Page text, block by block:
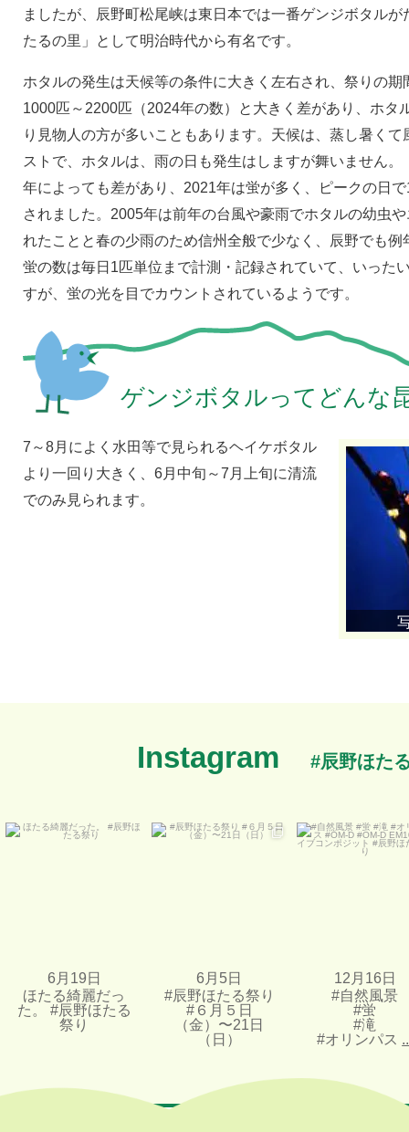
ましたが、辰野町松尾峡は東日本では一番ゲンジボタル
たるの里」として明治時代から有名です。
ホタルの発生は天候等の条件に大きく左右され、祭りの期
1000匹～2200匹（2024年の数）と大きく差があり、ホタ
り見物人の方が多いこともあります。天候は、蒸し暑く
ストで、ホタルは、雨の日も発生はしますが舞いません。
年によっても差があり、2021年は蛍が多く、ピークの日
されました。2005年は前年の台風や豪雨でホタルの幼虫
れたことと春の少雨のため信州全般で少なく、辰野でも例
蛍の数は毎日1匹単位まで計測・記録されていて、いった
すが、蛍の光を目でカウントされているようです。
ゲンジボタルってどんな
7～8月によく水田等で見られるヘイケボタル
より一回り大きく、6月中旬～7月上旬に清流
でのみ見られます。
Instagram #辰野ほた
ほたる綺麗だった。 #辰野
6月19日
ほたる綺麗だっ
た。 #辰野ほたる
祭り
#辰野ほたる祭り
6月5日
#辰野ほたる祭り
#６月５日
（金）〜21日
（日）
#自然風景
#蛍
12月16日
#自然風景
#蛍
#滝
#オリンパス